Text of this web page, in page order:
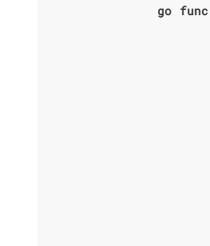
go
func